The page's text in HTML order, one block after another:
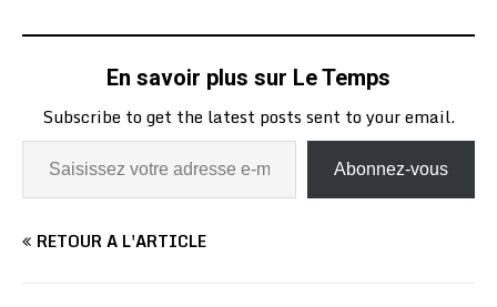
En savoir plus sur Le Temps
Subscribe to get the latest posts sent to your email.
Abonnez-vous
RETOUR À L'ARTICLE